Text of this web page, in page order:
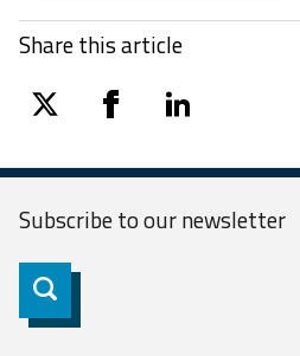
Share this article
twitter facebooklinkedin
Subscribe to ournewsletter
Subscribe